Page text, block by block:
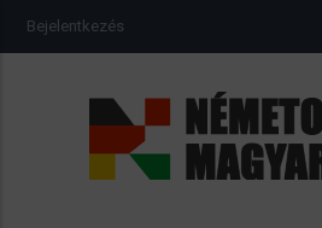
USER
ACCOUNT
Bejelentkezés